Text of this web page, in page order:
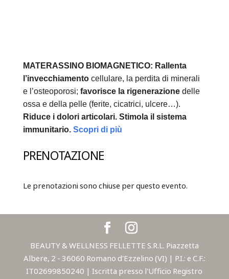
MATERASSINO BIOMAGNETICO: Rallenta
l’invecchiamentocellulare, la perdita di minerali
e l’osteoporosi; favorisce la rigenerazionedelle
ossa e della pelle (ferite, cicatrici, ulcere…).
Riduce i dolori articolari. Stimola il sistema
immunitario. Scopri di più
PRENOTAZIONE
Le prenotazioni sono chiuse per questo evento.
BEAUTY & WELLNESS FELLETTE S.R.L. Piazzetta
Albere, 2 - 36060 Romano d'Ezzelino (VI) | P.I.: e C.F.:
IT02699850240 | Iscritta presso l'Ufficio Registro